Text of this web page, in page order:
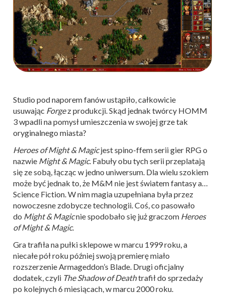
Studio pod naporem fanów ustąpiło, całkowicie
usuwając Forgez produkcji. Skąd jednak twórcy HOMM
3 wpadli na pomysł umieszczenia w swojej grze tak
oryginalnego miasta?
Heroes of Might & Magicjest spino-ffem serii gier RPG o
nazwie Might & Magic. Fabuły obu tych serii przeplatają
się ze sobą, łącząc w jedno uniwersum. Dla wielu szokiem
może być jednak to, że M&M nie jest światem fantasy a…
Science Fiction. W nim magia uzupełniana była przez
nowoczesne zdobycze technologii. Coś, co pasowało
do Might & Magicnie spodobało się już graczom Heroes
of Might & Magic.
Gra trafiła na pułki sklepowe w marcu 1999 roku, a
niecałe pół roku później swoją premierę miało
rozszerzenie Armageddon’s Blade. Drugi oficjalny
dodatek, czyli The Shadow of Deathtrafił do sprzedaży
po kolejnych 6 miesiącach, w marcu 2000 roku.